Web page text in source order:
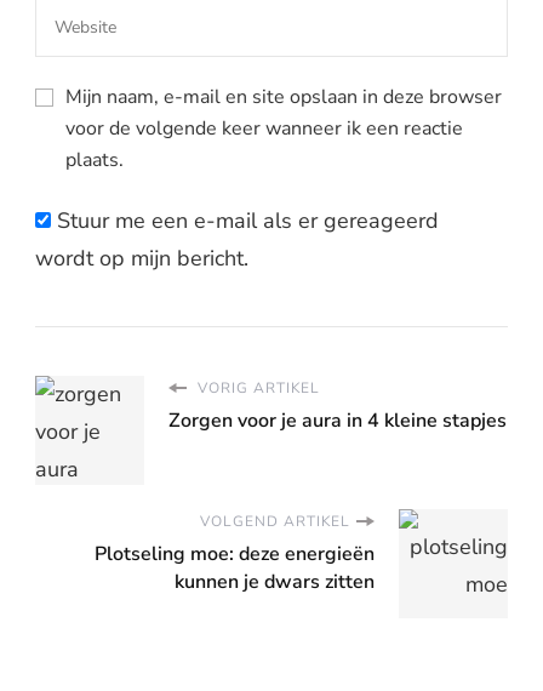
Mijn naam, e-mail en site opslaan in deze browser
voor de volgende keer wanneer ik een reactie
plaats.
Stuur me een e-mail als er gereageerd
wordt op mijn bericht.
VORIG ARTIKEL
Zorgen voor je aura in 4 kleine stapjes
VOLGEND ARTIKEL
Plotseling moe: deze energieën
kunnen je dwars zitten